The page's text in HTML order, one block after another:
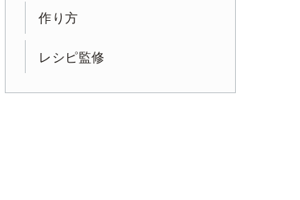
作り方
レシピ監修